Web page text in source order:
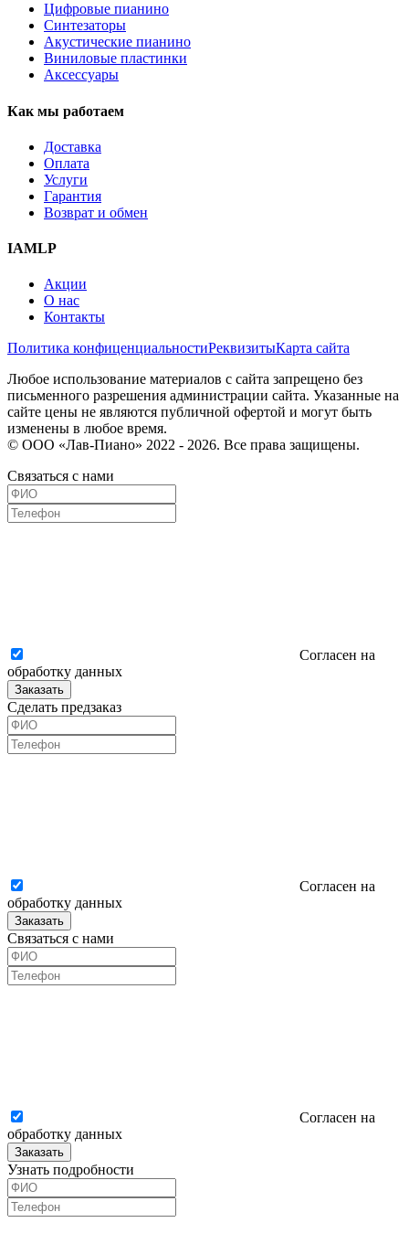
Цифровые пианино
Синтезаторы
Акустические пианино
Виниловые пластинки
Аксессуары
Как мы работаем
Доставка
Оплата
Услуги
Гарантия
Возврат и обмен
IAMLP
Акции
О нас
Контакты
Политика конфиценциальностиРеквизитыКарта сайта
Любое использование материалов с сайта запрещено без
письменного разрешения администрации сайта. Указанные на
сайте цены не являются публичной офертой и могут быть
изменены в любое время.
© ООО «Лав-Пиано» 2022 - 2026. Все права защищены.
Связаться с нами
Согласен на
обработку данных
Заказать
Сделать предзаказ
Согласен на
обработку данных
Заказать
Связаться с нами
Согласен на
обработку данных
Заказать
Узнать подробности